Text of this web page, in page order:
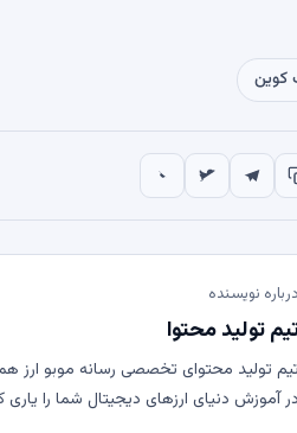
کوین
درباره نویسنده
تولید محتوا
تیم تولید محتوای تخصصی رسانه موبو ارز
در آموزش دنیای ارزهای دیجیتال شما را یاری